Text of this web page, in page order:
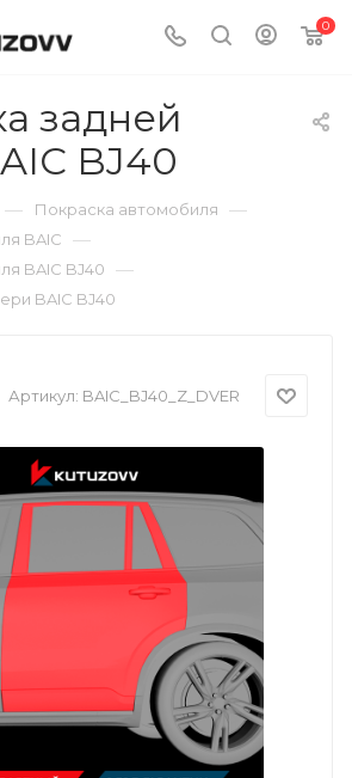
0
задней
BJ40
— Покраска автомобиля —
BAIC —
BAIC BJ40 —
BAIC BJ40
Артикул: BAIC_BJ40_Z_DVER